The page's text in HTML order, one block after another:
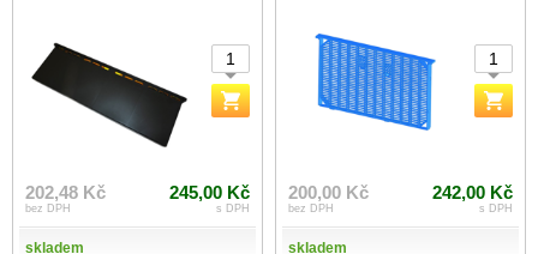
202,48 Kč
bez DPH
245,00 Kč
s DPH
skladem
200,00 Kč
bez DPH
242,00 Kč
s DPH
skladem